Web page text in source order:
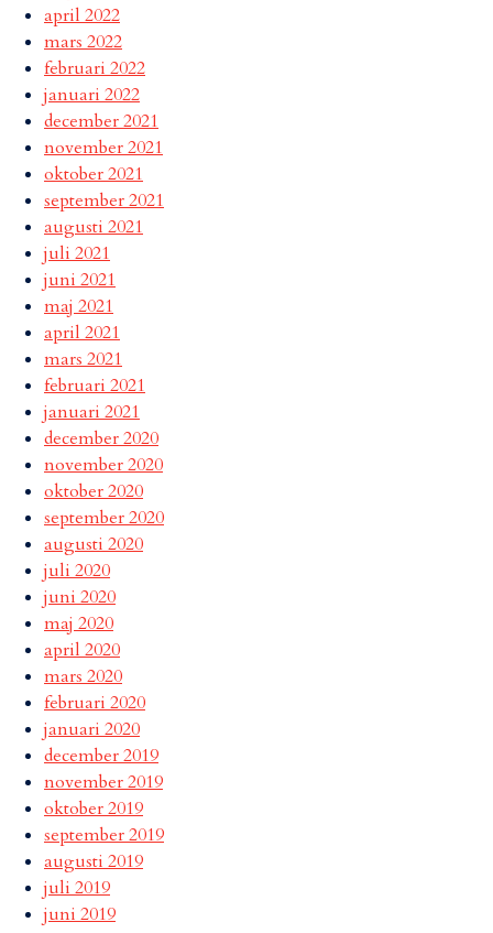
april 2022
mars 2022
februari 2022
januari 2022
december 2021
november 2021
oktober 2021
september 2021
augusti 2021
juli 2021
juni 2021
maj 2021
april 2021
mars 2021
februari 2021
januari 2021
december 2020
november 2020
oktober 2020
september 2020
augusti 2020
juli 2020
juni 2020
maj 2020
april 2020
mars 2020
februari 2020
januari 2020
december 2019
november 2019
oktober 2019
september 2019
augusti 2019
juli 2019
juni 2019